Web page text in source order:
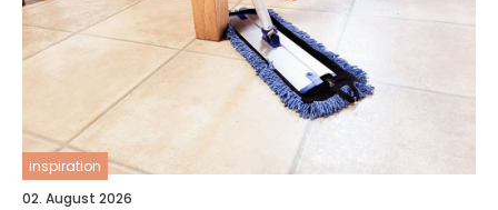
inspiration
02. August 2026